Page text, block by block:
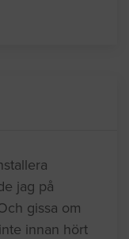
jag på
gissa om
innan hört